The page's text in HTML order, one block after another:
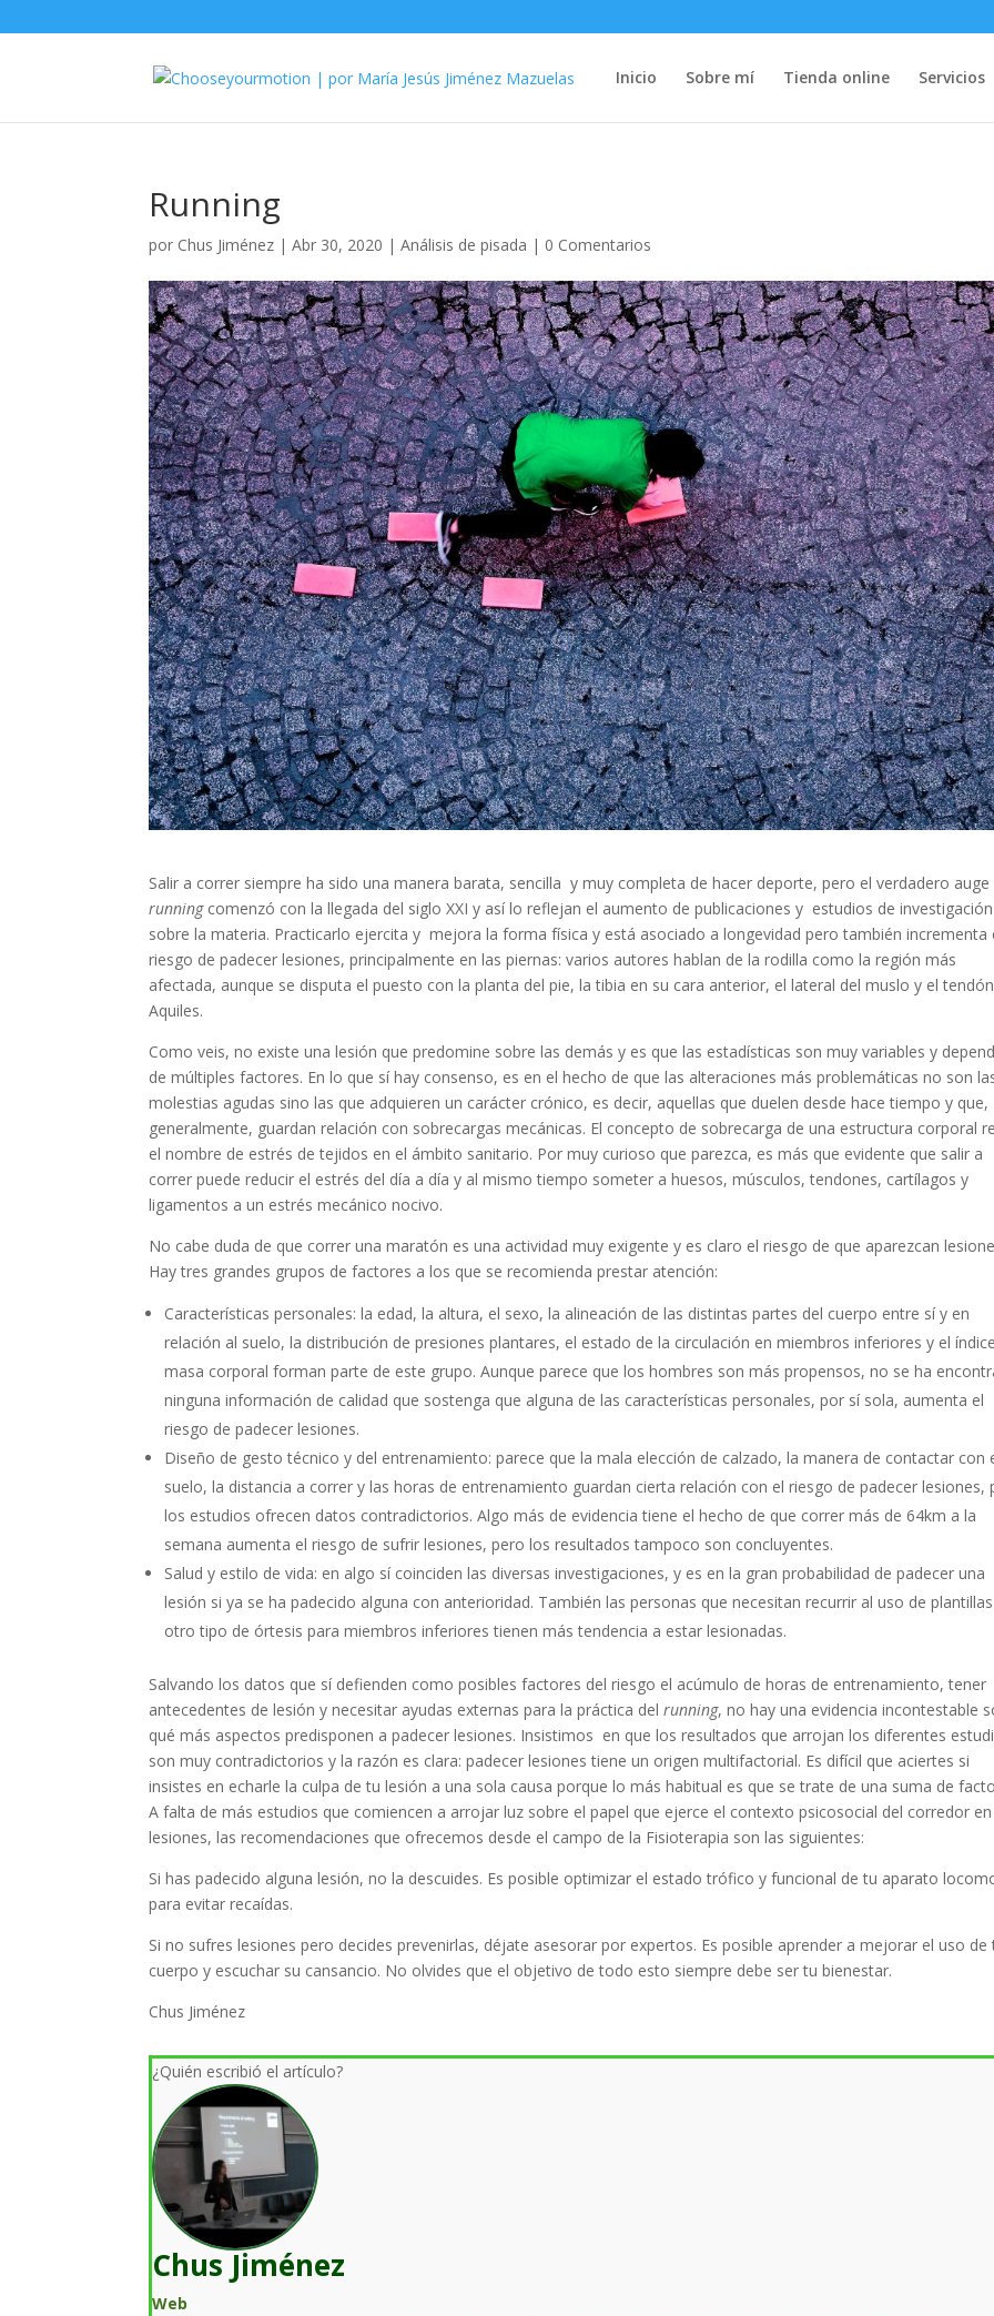
Inicio Sobre mí Tienda online Servicios
Running
por Chus Jiménez |Abr 30, 2020 |Análisis de pisada | 0 Comentarios
Salir a correr siempre ha sido una manera barata, sencilla y muy completa de hacer deporte, pero el verdadero auge
runningcomenzó con la llegada del siglo XXI y así lo reflejan el aumento de publicaciones y estudios de investigación
sobre la materia. Practicarlo ejercita y mejora la forma física y está asociado a longevidad pero también incrementa
riesgo de padecer lesiones, principalmente en las piernas: varios autores hablan de la rodilla como la región más
afectada, aunque se disputa el puesto con la planta del pie, la tibia en su cara anterior, el lateral del muslo y el
Aquiles.
Como veis, no existe una lesión que predomine sobre las demás y es que las estadísticas son muy variables y
de múltiples factores. En lo que sí hay consenso, es en el hecho de que las alteraciones más problemáticas no son
molestias agudas sino las que adquieren un carácter crónico, es decir, aquellas que duelen desde hace tiempo y que,
generalmente, guardan relación con sobrecargas mecánicas. El concepto de sobrecarga de una estructura corporal
el nombre de estrés de tejidos en el ámbito sanitario. Por muy curioso que parezca, es más que evidente que salir a
correr puede reducir el estrés del día a día y al mismo tiempo someter a huesos, músculos, tendones, cartílagos y
ligamentos a un estrés mecánico nocivo.
No cabe duda de que correr una maratón es una actividad muy exigente y es claro el riesgo de que aparezcan
Hay tres grandes grupos de factores a los que se recomienda prestar atención:
Características personales: la edad, la altura, el sexo, la alineación de las distintas partes del cuerpo entre sí y en
relación al suelo, la distribución de presiones plantares, el estado de la circulación en miembros inferiores y el
masa corporal forman parte de este grupo. Aunque parece que los hombres son más propensos, no se ha
ninguna información de calidad que sostenga que alguna de las características personales, por sí sola, aumenta el
riesgo de padecer lesiones.
Diseño de gesto técnico y del entrenamiento: parece que la mala elección de calzado, la manera de contactar con
suelo, la distancia a correr y las horas de entrenamiento guardan cierta relación con el riesgo de padecer lesiones,
los estudios ofrecen datos contradictorios. Algo más de evidencia tiene el hecho de que correr más de 64km a la
semana aumenta el riesgo de sufrir lesiones, pero los resultados tampoco son concluyentes.
Salud y estilo de vida: en algo sí coinciden las diversas investigaciones, y es en la gran probabilidad de padecer una
lesión si ya se ha padecido alguna con anterioridad. También las personas que necesitan recurrir al uso de
otro tipo de órtesis para miembros inferiores tienen más tendencia a estar lesionadas.
Salvando los datos que sí defienden como posibles factores del riesgo el acúmulo de horas de entrenamiento, tener
antecedentes de lesión y necesitar ayudas externas para la práctica delrunning, no hay una evidencia incontestable
qué más aspectos predisponen a padecer lesiones. Insistimos en que los resultados que arrojan los diferentes
son muy contradictorios y la razón es clara: padecer lesiones tiene un origen multifactorial. Es difícil que aciertes si
insistes en echarle la culpa de tu lesión a una sola causa porque lo más habitual es que se trate de una suma de
A falta de más estudios que comiencen a arrojar luz sobre el papel que ejerce el contexto psicosocial del corredor en
lesiones, las recomendaciones que ofrecemos desde el campo de la Fisioterapia son las siguientes:
Si has padecido alguna lesión, no la descuides. Es posible optimizar el estado trófico y funcional de tu aparato
para evitar recaídas.
Si no sufres lesiones pero decides prevenirlas, déjate asesorar por expertos. Es posible aprender a mejorar el uso de
cuerpo y escuchar su cansancio. No olvides que el objetivo de todo esto siempre debe ser tu bienestar.
Chus Jiménez
¿Quién escribió el artículo?
Chus Jiménez
Web